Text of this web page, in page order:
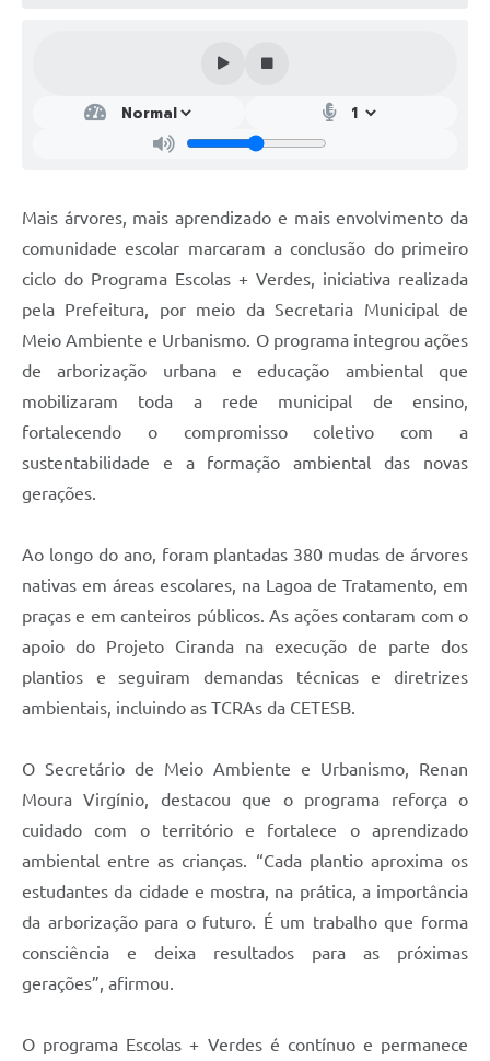
Mais árvores, mais aprendizado e mais envolvimento da
comunidade escolar marcaram a conclusão do primeiro
ciclo do Programa Escolas + Verdes, iniciativa realizada
pela Prefeitura, por meio da Secretaria Municipal de
Meio Ambiente e Urbanismo. O programa integrou ações
de arborização urbana e educação ambiental que
mobilizaram toda a rede municipal de ensino,
fortalecendo o compromisso coletivo com a
sustentabilidade e a formação ambiental das novas
gerações.
Ao longo do ano, foram plantadas 380 mudas de árvores
nativas em áreas escolares, na Lagoa de Tratamento, em
praças e em canteiros públicos. As ações contaram com o
apoio do Projeto Ciranda na execução de parte dos
plantios e seguiram demandas técnicas e diretrizes
ambientais, incluindo as TCRAs da CETESB.
O Secretário de Meio Ambiente e Urbanismo, Renan
Moura Virgínio, destacou que o programa reforça o
cuidado com o território e fortalece o aprendizado
ambiental entre as crianças. “Cada plantio aproxima os
estudantes da cidade e mostra, na prática, a importância
da arborização para o futuro. É um trabalho que forma
consciência e deixa resultados para as próximas
gerações”, afirmou.
O programa Escolas + Verdes é contínuo e permanece